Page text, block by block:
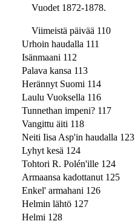
Vuodet 1872-1878.
Viimeistä päivää 110
Urhoin haudalla 111
Isänmaani 112
Palava kansa 113
Herännyt Suomi 114
Laulu Vuoksella 116
Tunnethan impeni? 117
Vangittu äiti 118
Neiti Iisa Asp'in haudalla 123
Lyhyt kesä 124
Tohtori R. Polén'ille 124
Armaansa kadottanut 125
Enkel' armahani 126
Helmin lähtö 127
Helmi 128